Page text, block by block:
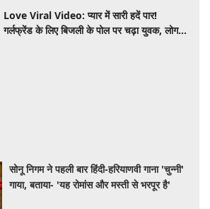
Love Viral Video: प्यार में सारी हदें पार!
गर्लफ्रेंड के लिए बिजली के पोल पर चढ़ा युवक, लोग
सोनू निगम ने पहली बार हिंदी-हरियाणवी गाना 'चुन्नी'
गाया, बताया- 'यह रोमांस और मस्ती से भरपूर है'